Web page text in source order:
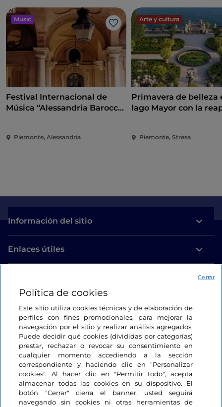
Music
Me gusta
Festival Internacional de
Música “Alessandria Barocca
Piemonte, Alessandria
Arte y cultura
Primavera de belleza
lago Mayor con la
Piemonte, Stresa
Información del sitio
Enlaces útiles
Estamos en contacto
Política de cookies
Este sitio utiliza cookies técnicas y de elaboración de
perfiles con fines promocionales, para mejorar la
navegación por el sitio y realizar análisis agregados.
Puede decidir qué cookies (divididas por categorías)
prestar, rechazar o revocar su consentimiento en
cualquier momento accediendo a la sección
correspondiente y haciendo clic en "Personalizar
cookies". Al hacer clic en "Permitir todo", acepta
almacenar todas las cookies en su dispositivo. El
botón "Cerrar" cierra el banner, usted seguirá
navegando sin cookies ni otras herramientas de
Cerrar